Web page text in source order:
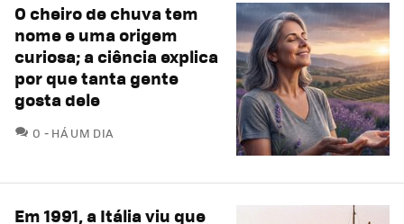
O cheiro de chuva tem
nome e uma origem
curiosa; a ciência explica
por que tanta gente
gosta dele
0 COMENTÁRIOS
HÁ UM DIA
Em 1991, a Itália viu que